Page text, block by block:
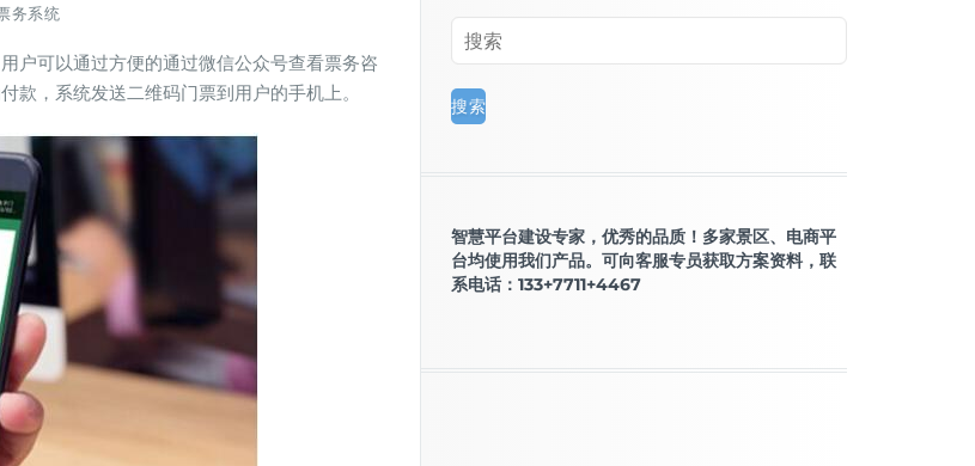
务系统
户可以通过方便的通过微信公众号查看票务咨
款，系统发送二维码门票到用户的手机上。
智慧平台建设专家，优秀的品质！多家景区、电商平
台均使用我们产品。可向客服专员获取方案资料，联
系电话：133+7711+4467